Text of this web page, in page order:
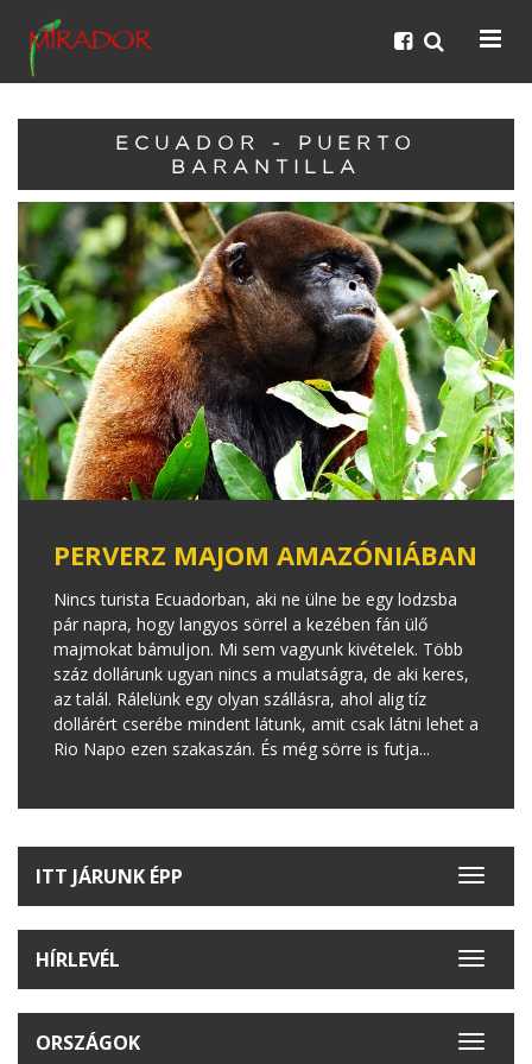
ECUADOR - PUERTO
BARANTILLA
PERVERZ MAJOM AMAZÓNIÁBAN
Nincs turista Ecuadorban, aki ne ülne be egy lodzsba
pár napra, hogy langyos sörrel a kezében fán ülő
majmokat bámuljon. Mi sem vagyunk kivételek. Több
száz dollárunk ugyan nincs a mulatságra, de aki keres,
az talál. Rálelünk egy olyan szállásra, ahol alig tíz
dollárért cserébe mindent látunk, amit csak látni lehet a
Rio Napo ezen szakaszán. És még sörre is futja...
Toggle
ITT JÁRUNK ÉPP
Toggle
HÍRLEVÉL
Toggle
ORSZÁGOK